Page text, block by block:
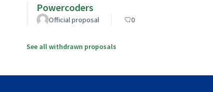
Powercoders
Official proposal 0
See all withdrawn proposals